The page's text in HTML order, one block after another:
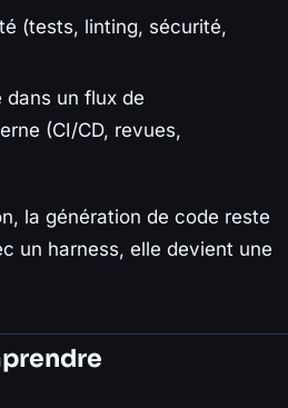
(tests, linting, sécurité,
dans un flux de
(CI/CD, revues,
la génération de code reste
un harness, elle devient une